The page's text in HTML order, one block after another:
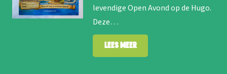
levendige Open Avond op de Hugo.
Deze…
Lees meer